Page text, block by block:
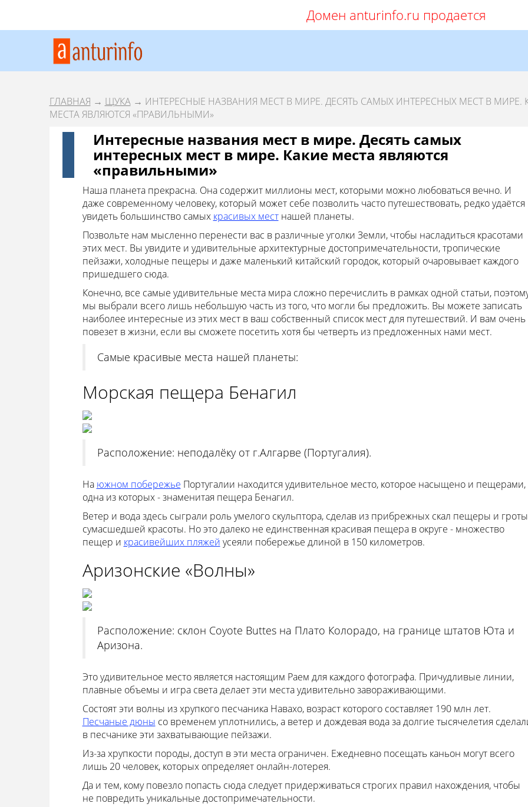
Домен anturinfo.ru продается
ГЛАВНАЯ → ЩУКА → ИНТЕРЕСНЫЕ НАЗВАНИЯ МЕСТ В МИРЕ. ДЕСЯТЬ САМЫХ ИНТЕРЕСНЫХ МЕСТ В МИРЕ.
МЕСТА ЯВЛЯЮТСЯ «ПРАВИЛЬНЫМИ»
Интересные названия мест в мире. Десять самых
интересных мест в мире. Какие места являются
«правильными»
Наша планета прекрасна. Она содержит миллионы мест, которыми можно любоваться вечно. И
даже современному человеку, который может себе позволить часто путешествовать, редко удаётся
увидеть большинство самых красивых местнашей планеты.
Позвольте нам мысленно перенести вас в различные уголки Земли, чтобы насладиться красотами
этих мест. Вы увидите и удивительные архитектурные достопримечательности, тропические
пейзажи, холодные пещеры и даже маленький китайский городок, который очаровывает каждого
пришедшего сюда.
Конечно, все самые удивительные места мира сложно перечислить в рамках одной статьи,
мы выбрали всего лишь небольшую часть из того, что могли бы предложить. Вы можете записать
наиболее интересные из этих мест в ваш собственный список мест для путешествий. И вам очень
повезет в жизни, если вы сможете посетить хотя бы четверть из предложенных нами мест.
Самые красивые места нашей планеты:
Морская пещера Бенагил
Расположение: неподалёку от г.Алгарве (Португалия).
На южном побережье Португалии находится удивительное место, которое насыщено и пещерами,
одна из которых - знаменитая пещера Бенагил.
Ветер и вода здесь сыграли роль умелого скульптора, сделав из прибрежных скал пещеры и гроты
сумасшедшей красоты. Но это далеко не единственная красивая пещера в округе - множество
пещер и красивейших пляжей усеяли побережье длиной в 150 километров.
Аризонские «Волны»
Расположение: склон Coyote Buttes на Плато Колорадо, на границе штатов Юта и
Аризона.
Это удивительное место является настоящим Раем для каждого фотографа. Причудливые линии,
плавные объемы и игра света делает эти места удивительно завораживающими.
Состоят эти волны из хрупкого песчаника Навахо, возраст которого составляет 190 млн лет.
Песчаные дюны со временем уплотнились, а ветер и дождевая вода за долгие тысячелетия
в песчанике эти захватывающие пейзажи.
Из-за хрупкости породы, доступ в эти места ограничен. Ежедневно посещать каньон могут всего
лишь 20 человек, которых определяет онлайн-лотерея.
Да и тем, кому повезло попасть сюда следует придерживаться строгих правил нахождения, чтобы
не повредить уникальные достопримечательности.